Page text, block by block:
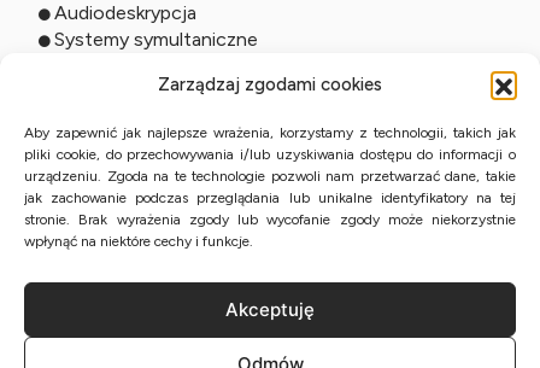
Zarządzaj zgodami cookies
Aby zapewnić jak najlepsze wrażenia, korzystamy z technologii, takich jak
pliki cookie, do przechowywania i/lub uzyskiwania dostępu do informacji o
urządzeniu. Zgoda na te technologie pozwoli nam przetwarzać dane, takie
jak zachowanie podczas przeglądania lub unikalne identyfikatory na tej
stronie. Brak wyrażenia zgody lub wycofanie zgody może niekorzystnie
wpłynąć na niektóre cechy i funkcje.
Akceptuję
Odmów
Audiodeskrypcja
Systemy symultaniczne
Usługi online
Tłumaczenia zdalne
Tłumaczenia ustne online
Studio online
Streaming wydarzeń
Tłumaczenia przysięgłe z KPE